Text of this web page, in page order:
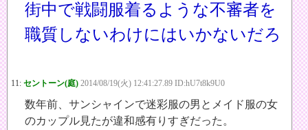
街中で戦闘服着るような不審者を
職質しないわけにはいかないだろ
11: セントーン(庭) 2014/08/19(火) 12:41:27.89 ID:hU7t8k9U0
数年前、サンシャインで迷彩服の男とメイド服の女
のカップル見たが違和感有りすぎだった。